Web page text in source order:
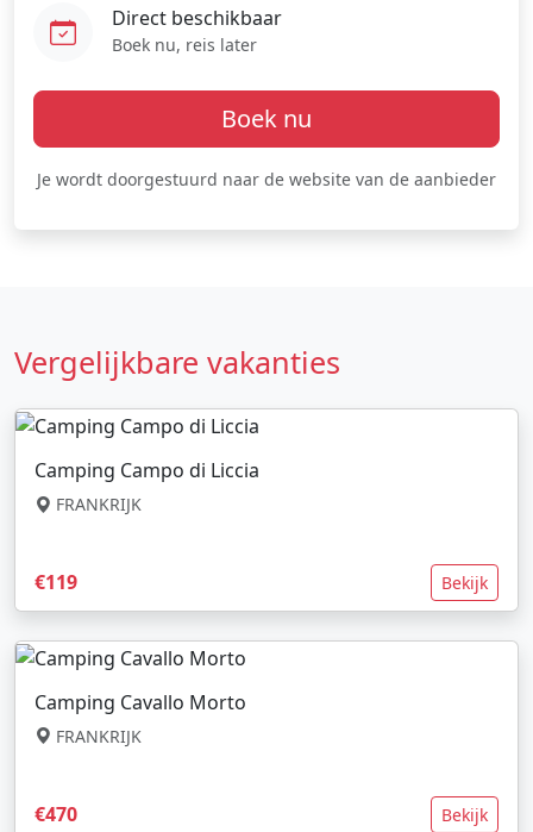
Direct beschikbaar
Boek nu, reis later
Boek nu
Je wordt doorgestuurd naar de website van de aanbieder
Vergelijkbare vakanties
Camping Campo di Liccia
FRANKRIJK
€119 Bekijk
Camping Cavallo Morto
FRANKRIJK
€470 Bekijk